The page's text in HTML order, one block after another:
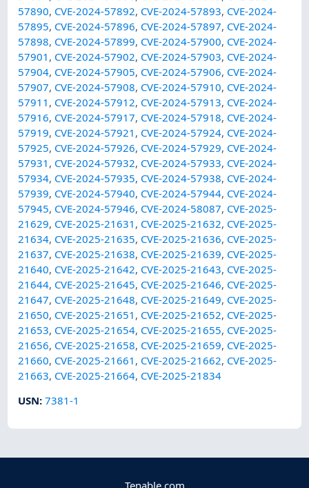
57890, CVE-2024-57892, CVE-2024-57893, CVE-2024-
57895, CVE-2024-57896, CVE-2024-57897, CVE-2024-
57898, CVE-2024-57899, CVE-2024-57900, CVE-2024-
57901 , CVE-2024-57902, CVE-2024-57903, CVE-2024-
57904, CVE-2024-57905, CVE-2024-57906, CVE-2024-
57907, CVE-2024-57908, CVE-2024-57910, CVE-2024-
57911 , CVE-2024-57912, CVE-2024-57913, CVE-2024-
57916, CVE-2024-57917, CVE-2024-57918, CVE-2024-
57919, CVE-2024-57921 , CVE-2024-57924, CVE-2024-
57925, CVE-2024-57926, CVE-2024-57929, CVE-2024-
57931 , CVE-2024-57932, CVE-2024-57933, CVE-2024-
57934, CVE-2024-57935, CVE-2024-57938, CVE-2024-
57939, CVE-2024-57940, CVE-2024-57944, CVE-2024-
57945, CVE-2024-57946, CVE-2024-58087, CVE-2025-
21629, CVE-2025-21631 , CVE-2025-21632, CVE-2025-
21634, CVE-2025-21635, CVE-2025-21636, CVE-2025-
21637, CVE-2025-21638, CVE-2025-21639, CVE-2025-
21640, CVE-2025-21642, CVE-2025-21643, CVE-2025-
21644, CVE-2025-21645, CVE-2025-21646, CVE-2025-
21647, CVE-2025-21648, CVE-2025-21649, CVE-2025-
21650, CVE-2025-21651 , CVE-2025-21652, CVE-2025-
21653, CVE-2025-21654, CVE-2025-21655, CVE-2025-
21656, CVE-2025-21658, CVE-2025-21659, CVE-2025-
21660, CVE-2025-21661 , CVE-2025-21662, CVE-2025-
21663, CVE-2025-21664, CVE-2025-21834
USN:7381-1
Tenable.com